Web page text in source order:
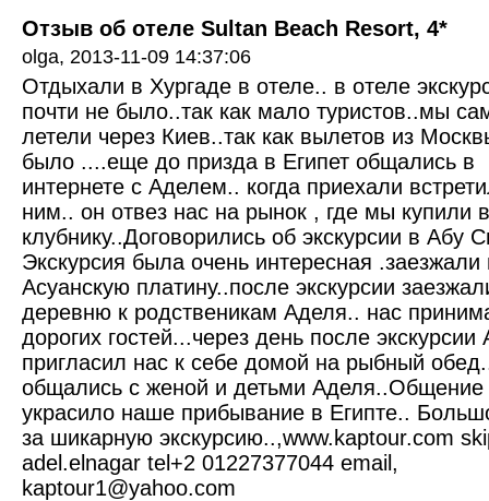
Отзыв об отеле Sultan Beach Resort, 4*
olga, 2013-11-09 14:37:06
Отдыхали в Хургаде в отеле.. в отеле
почти не было..так как мало туристов..мы
летели через Киев..так как вылетов из
было ....еще до призда в Египет общались в
интернете с Аделем.. когда приехали
ним.. он отвез нас на рынок , где мы купили
клубнику..Договорились об экскурсии в Абу
Экскурсия была очень интересная .заезжали
Асуанскую платину..после экскурсии
деревню к родственикам Аделя.. нас
дорогих гостей...через день после экскурсии
пригласил нас к себе домой на рыбный
общались с женой и детьми
украсило наше прибывание в Египте..
за шикарную экскурсию..,www.kaptour.com
adel.elnagar tel+2 01227377044 email,
kaptour1@yahoo.com